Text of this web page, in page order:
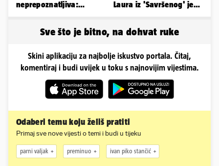
neprepoznatljiva:
Laura iz 'Savršenog' je
Sve što je bitno, na dohvat ruke
Skini aplikaciju za najbolje iskustvo portala. Čitaj,
komentiraj i budi uvijek u toku s najnovijim vijestima.
Odaberi temu koju želiš pratiti
Primaj sve nove vijesti o temi i budi u tijeku
parni valjak preminuo ivan piko stančić